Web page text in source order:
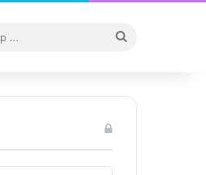
...